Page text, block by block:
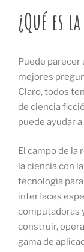
¿Qué es
Puede parecer
mejores
Claro, todos
de ciencia
puede ayudar
El campo de
la ciencia con
tecnología
interfaces
computadoras
construir,
gama de